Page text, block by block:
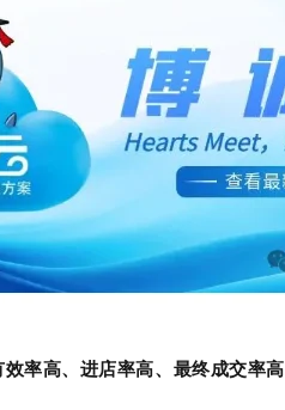
效率高、进店率高、最终成交率高